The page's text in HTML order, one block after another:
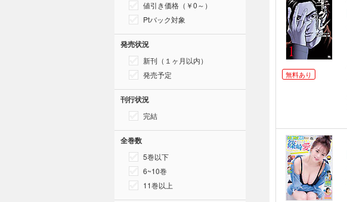
無料あり
値引き価格（￥0～）
Ptバック対象
発売状況
新刊（１ヶ月以内）
発売予定
刊行状況
完結
全巻数
5巻以下
6~10巻
11巻以上